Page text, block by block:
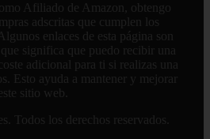
Afiliado de Amazon, obtengo
adscritas que cumplen los
enlaces de esta página son
significa que puedo recibir una
adicional para ti si realizas una
Esto ayuda a mantener y mejorar
sitio web.
Todos los derechos reservados.